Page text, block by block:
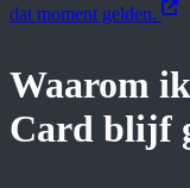
dat moment gelden.
Waarom
Card blijf